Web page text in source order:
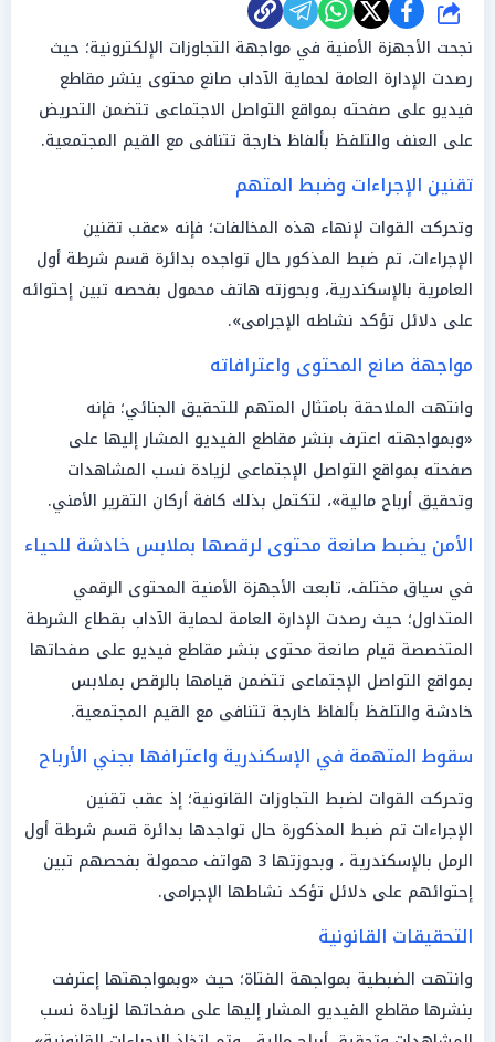
شارك
نجحت الأجهزة الأمنية في مواجهة التجاوزات الإلكترونية؛ حيث
رصدت الإدارة العامة لحماية الآداب صانع محتوى ينشر مقاطع
فيديو على صفحته بمواقع التواصل الاجتماعى تتضمن التحريض
على العنف والتلفظ بألفاظ خارجة تتنافى مع القيم المجتمعية.
تقنين الإجراءات وضبط المتهم
وتحركت القوات لإنهاء هذه المخالفات؛ فإنه «عقب تقنين
الإجراءات، تم ضبط المذكور حال تواجده بدائرة قسم شرطة أول
العامرية بالإسكندرية، وبحوزته هاتف محمول بفحصه تبين إحتوائه
على دلائل تؤكد نشاطه الإجرامى».
مواجهة صانع المحتوى واعترافاته
وانتهت الملاحقة بامتثال المتهم للتحقيق الجنائي؛ فإنه
«وبمواجهته اعترف بنشر مقاطع الفيديو المشار إليها على
صفحته بمواقع التواصل الإجتماعى لزيادة نسب المشاهدات
وتحقيق أرباح مالية»، لتكتمل بذلك كافة أركان التقرير الأمني.
الأمن يضبط صانعة محتوى لرقصها بملابس خادشة للحياء
في سياق مختلف، تابعت الأجهزة الأمنية المحتوى الرقمي
المتداول؛ حيث رصدت الإدارة العامة لحماية الآداب بقطاع الشرطة
المتخصصة قيام صانعة محتوى بنشر مقاطع فيديو على صفحاتها
بمواقع التواصل الإجتماعى تتضمن قيامها بالرقص بملابس
خادشة والتلفظ بألفاظ خارجة تتنافى مع القيم المجتمعية.
سقوط المتهمة في الإسكندرية واعترافها بجني الأرباح
وتحركت القوات لضبط التجاوزات القانونية؛ إذ عقب تقنين
الإجراءات تم ضبط المذكورة حال تواجدها بدائرة قسم شرطة أول
الرمل بالإسكندرية ، وبحوزتها 3 هواتف محمولة بفحصهم تبين
إحتوائهم على دلائل تؤكد نشاطها الإجرامى.
التحقيقات القانونية
وانتهت الضبطية بمواجهة الفتاة؛ حيث «وبمواجهتها إعترفت
بنشرها مقاطع الفيديو المشار إليها على صفحاتها لزيادة نسب